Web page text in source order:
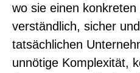
wo sie einen
verständlich, sicher
tatsächlichen
unnötige Komplexität,